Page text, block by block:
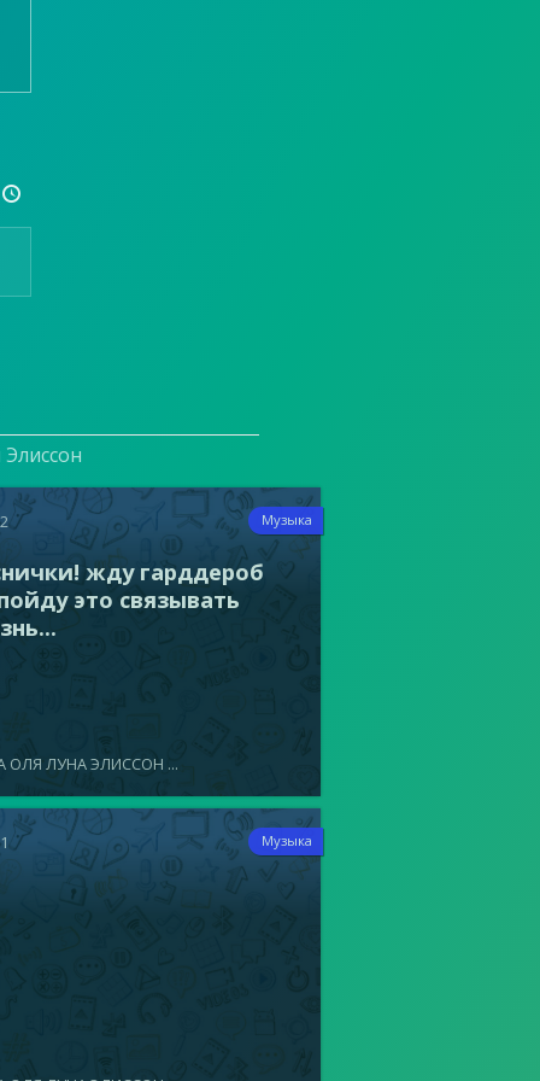

Музыка
жду гарддероб
это связывать
ОЛЯ ЛУНА ЭЛИССОН ...
Музыка